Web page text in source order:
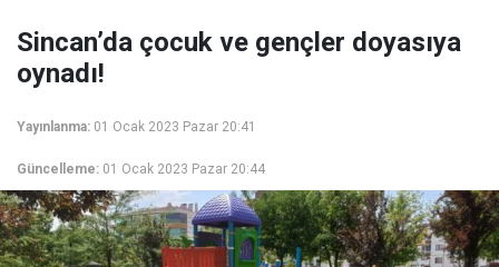
Sincan’da çocuk ve gençler doyasıya
oynadı!
Yayınlanma: 01 Ocak 2023 Pazar 20:41
Güncelleme: 01 Ocak 2023 Pazar 20:44